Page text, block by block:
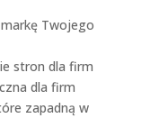
Twojego
stron dla firm
dla firm
zapadną w